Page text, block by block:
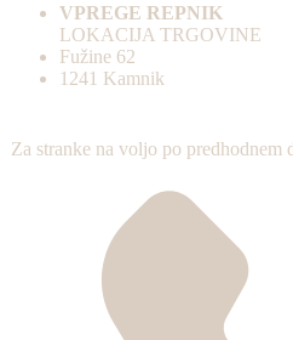
VPREGE REPNIK
LOKACIJA TRGOVINE
Fužine 62
1241 Kamnik
Za stranke na voljo po predhodnem